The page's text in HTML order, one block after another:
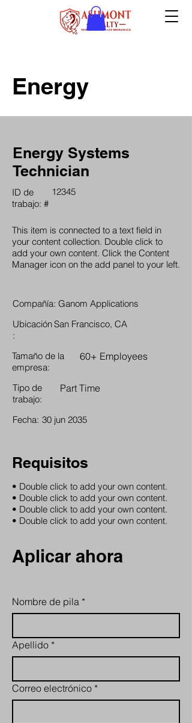
Energy
Energy Systems
Technician
ID de
trabajo: #
12345
This item is connected to a text field in
your content collection. Double click to
add your own content. Click the Content
Manager icon on the add panel to your left.
Compañía: Ganom Applications
Ubicación
:
San Francisco, CA
Tamaño de la
empresa:
60+ Employees
Tipo de
trabajo:
Part Time
Fecha: 30 jun 2035
Requisitos
• Double click to add your own content.
• Double click to add your own content.
• Double click to add your own content.
• Double click to add your own content.
Aplicar ahora
Nombre de pila *
Apellido *
Correo electrónico *